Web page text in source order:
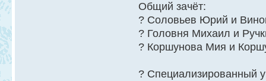
Общий зачёт:
? Соловьев Юрий и
? Головня Михаил и
? Коршунова Мия и
? Специализированный